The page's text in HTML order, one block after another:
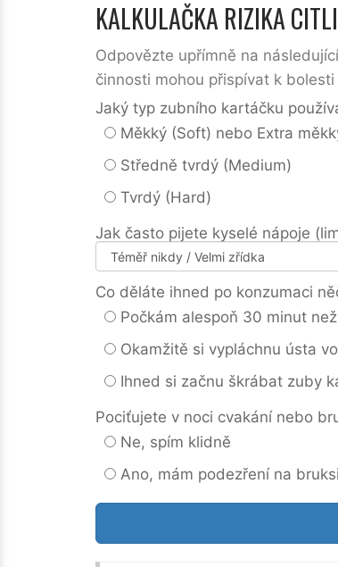
KALKULAČKA RIZIKA
Odpovězte upřímně na
činnosti mohou přispívat k bolesti
Jaký typ zubního kartáčku
Měkký (Soft) nebo Extra
Středně tvrdý (Medium)
Tvrdý (Hard)
Jak často pijete kyselé nápoje
Co děláte ihned po konzumaci
Počkám alespoň 30 minut
Okamžitě si vypláchnu ústa
Ihned si začnu škrábat zuby
Pociťujete v noci cvakání nebo
Ne, spím klidně
Ano, mám podezření na